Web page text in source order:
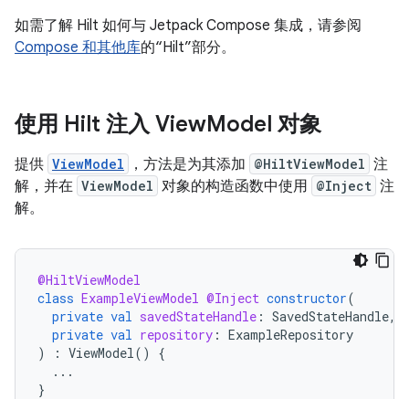
如需了解 Hilt 如何与 Jetpack Compose 集成，请参阅
Compose 和其他库的“Hilt”部分。
使用 Hilt 注入 ViewModel 对象
提供 ViewModel ，方法是为其添加 @HiltViewModel 注
解，并在 ViewModel 对象的构造函数中使用 @Inject 注
解。
@HiltViewModel
class ExampleViewModel @Inject constructor(
private val savedStateHandle : SavedStateHandle,
private val repository : ExampleRepository
)
: ViewModel()
{
...
}